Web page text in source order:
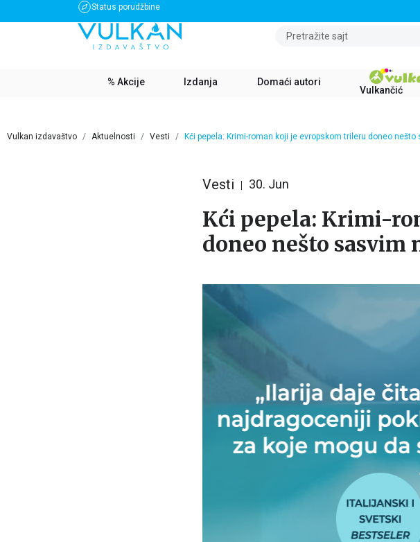
Status porudžbine
BESPLATNA DOSTAVA ZA IZNOS PREKO 3500 RSD
Pretražite sajt
% Akcije Izdanja Domaći autori
Vulkančić
Vulkan izdavaštvo Aktuelnosti Vesti Kći pepela: Krimi-roman koji je evropskom trileru doneo nešto
Vesti 30. Jun
Kći pepela: Krimi-
doneo nešto sasvim